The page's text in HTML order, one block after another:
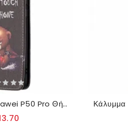
θηκη κινητου Huawei P50 Pro Θήκη Flip Επικίνδυνη Αρκούδα